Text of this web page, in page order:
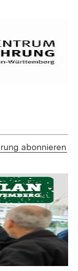
abonnieren